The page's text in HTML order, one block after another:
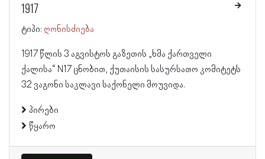
1917
ტიპი: ღონისძიება
1917 წლის 3 აგვისტოს გაზეთის „ხმა ქართველი
ქალისა“ N17 ცნობით, ქუთაისის სასურსათო კომიტეტს
32 ვაგონი საკლავი საქონელი მოუვიდა.
პირები
წყარო